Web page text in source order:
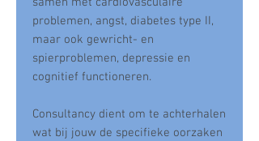
problemen, angst, diabetes type II,
maar ook gewricht- en
spierproblemen, depressie en
cognitief functioneren.
Consultancy dient om te achterhalen
wat bij jouw de specifieke oorzaken